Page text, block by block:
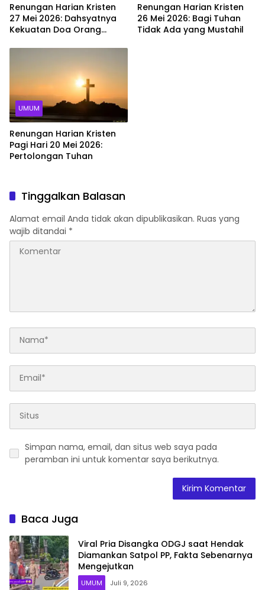
Renungan Harian Kristen
27 Mei 2026: Dahsyatnya
Kekuatan Doa Orang
Renungan Harian Kristen
26 Mei 2026: Bagi Tuhan
Tidak Ada yang Mustahil
UMUM
Renungan Harian Kristen
Pagi Hari 20 Mei 2026:
Pertolongan Tuhan
Tinggalkan Balasan
Alamat email Anda tidak akan dipublikasikan. Ruas yang
wajib ditandai *
Simpan nama, email, dan situs web saya pada
peramban ini untuk komentar saya berikutnya.
Baca Juga
Viral Pria Disangka ODGJ saat Hendak
Diamankan Satpol PP, Fakta Sebenarnya
Mengejutkan
UMUM Juli 9, 2026